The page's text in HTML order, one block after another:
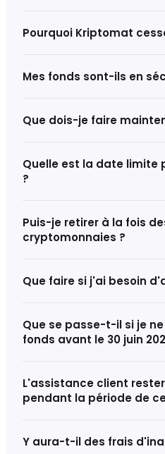
Pourquoi Kriptomat
Mes fonds sont-ils en
Que dois-je faire
Quelle est la date limite
?
Puis-je retirer à la fois
cryptomonnaies ?
Que faire si j'ai besoin
Que se passe-t-il si je
fonds avant le 30 juin
L'assistance client
pendant la période de
Y aura-t-il des frais